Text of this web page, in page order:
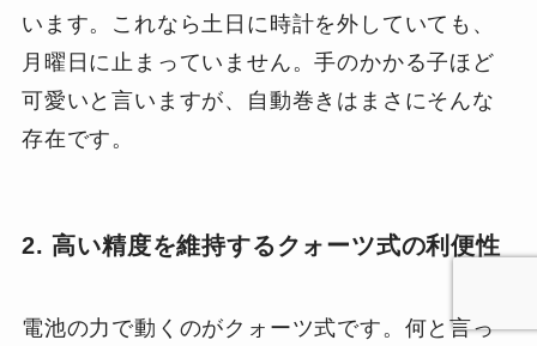
います。これなら土日に時計を外していても、
月曜日に止まっていません。手のかかる子ほど
可愛いと言いますが、自動巻きはまさにそんな
存在です。
2. 高い精度を維持するクォーツ式の利便性
電池の力で動くのがクォーツ式です。何と言っ